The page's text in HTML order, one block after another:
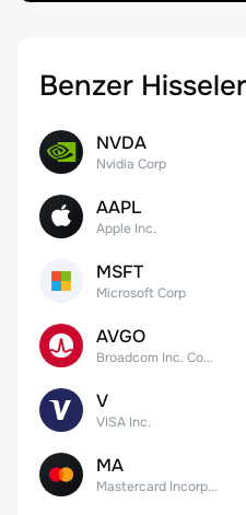
Benzer Hisseler
NVDA
Nvidia Corp
AAPL
Apple Inc.
MSFT
Microsoft Corp
AVGO
Broadcom Inc. Common Stock
V
VISA Inc.
MA
Mastercard Incorporated